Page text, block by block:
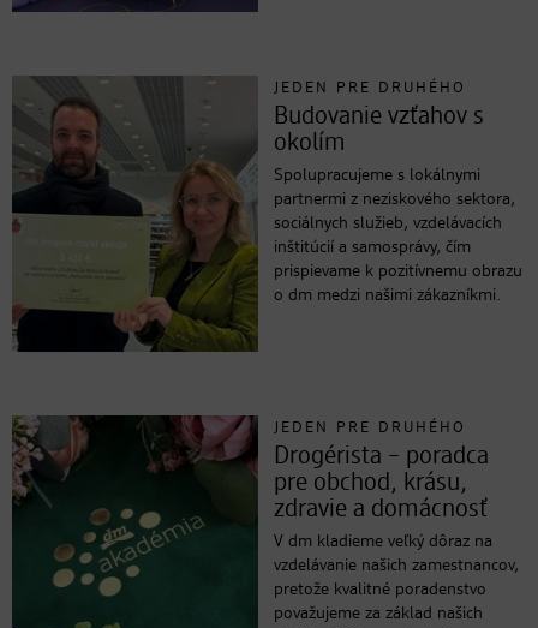
JEDEN PRE DRUHÉHO
Budovanie vzťahov s
okolím
Spolupracujeme s lokálnymi
partnermi z neziskového sektora,
sociálnych služieb, vzdelávacích
inštitúcií a samosprávy, čím
prispievame k pozitívnemu obrazu
o dm medzi našimi zákazníkmi.
JEDEN PRE DRUHÉHO
Drogérista – poradca
pre obchod, krásu,
zdravie a domácnosť
V dm kladieme veľký dôraz na
vzdelávanie našich zamestnancov,
pretože kvalitné poradenstvo
považujeme za základ našich